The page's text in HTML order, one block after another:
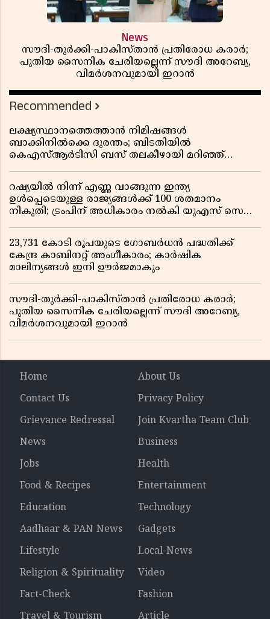
News
സൗദി-തുർക്കി-പാകിസ്താൻ പ്രതിരോധ കരാർ;
പുതിയ സൈനിക ചേരിയല്ലെന്ന് സൗദി അറേബ്യ,
വിമർശനവുമായി ഇറാൻ
Recommended
ലക്ഷ്യസ്ഥാനത്തെത്താൻ നിമിഷങ്ങൾ
ബാക്കിനിൽക്കെ ദുരന്തം; ബിടതിയിൽ
കെഎസ്ആർടിസി ബസ് തലകീഴായി മറിഞ്ഞ്
റഷ്യയിൽ നിന്ന് എണ്ണ വാങ്ങുന്ന ഇന്ത്യ
ഉൾപ്പെടെയുള്ള രാജ്യങ്ങൾക്ക് 100 ശതമാനം
നികുതി; ട്രംപിന് അധികാരം നൽകി യുഎസ് സെനറ്റ്
23,731 കോടി രൂപയുടെ ഗോബർധൻ പദ്ധതിക്ക്
കേന്ദ്ര കാബിനറ്റ് അംഗീകാരം; കാർഷിക
മാലിന്യങ്ങൾ ഇനി ഊർജമാകും
സൗദി-തുർക്കി-പാകിസ്താൻ പ്രതിരോധ കരാർ;
പുതിയ സൈനിക ചേരിയല്ലെന്ന് സൗദി അറേബ്യ,
വിമർശനവുമായി ഇറാൻ
Home
About Us
Contact Us
Privacy Policy
Grievance Redressal
Join Kvartha Team Club
News
Business
Jobs
Health
Food & Recipes
Entertainment
Education
Technology
Aadhaar & PAN News
Gadgets
Lifestyle
Local-News
Religion & Spirituality
Video
Fact-Check
Fashion
Travel & Tourism
Article